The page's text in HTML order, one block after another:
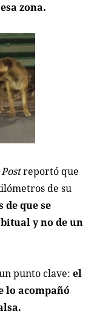
zona.
reportó que
de su
que se
y no de un
punto clave:el
lo acompañó